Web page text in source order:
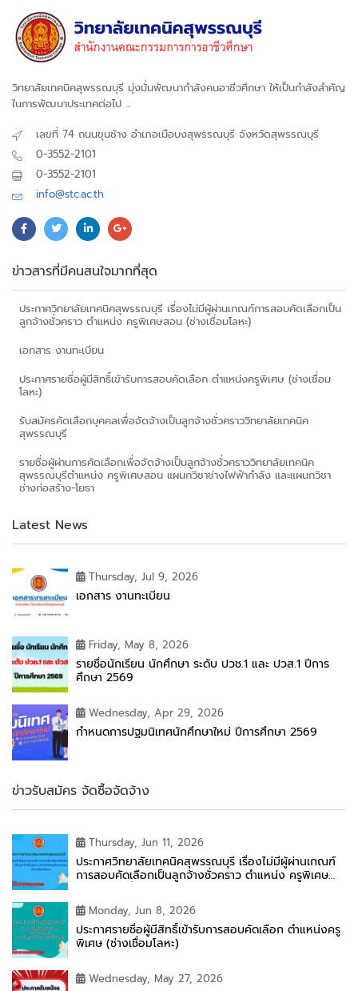
วิทยาลัยเทคนิคสุพรรณบุรี มุ่งมั่นพัฒนากำลังคนอาชีวศึกษา ให้เป็นกำลังสำคัญ
ในการพัฒนาประเทศต่อไป ...
เลขที่ 74 ถนนขุนช้าง อำเภอเมือบงสุพรรณบุรี จังหวัดสุพรรณบุรี
0-3552-2101
0-3552-2101
info@stc.ac.th
ข่าวสารที่มีคนสนใจมากที่สุด
ประกาศวิทยาลัยเทคนิคสุพรรณบุรี เรื่องไม่มีผู้ผ่านเกณฑ์การสอบคัดเลือกเป็น
ลูกจ้างชั่วคราว ตำแหน่ง ครูพิเศษสอน (ช่างเชื่อมโลหะ)
เอกสาร งานทะเบียน
ประกาศรายชื่อผู้มีสิทธิ์เข้ารับการสอบคัดเลือก ตำแหน่งครูพิเศษ (ช่างเชื่อม
โลหะ)
รับสมัครคัดเลือกบุคคลเพื่อจัดจ้างเป็นลูกจ้างชั่วคราววิทยาลัยเทคนิค
สุพรรณบุรี
รายชื่อผู้ผ่านการคัดเลือกเพื่อจัดจ้างเป็นลูกจ้างชั่วคราววิทยาลัยเทคนิค
สุพรรณบุรีตำแหน่ง ครูพิเศษสอน แผนกวิชาช่างไฟฟ้ากำลัง และแผนกวิชา
ช่างก่อสร้าง-โยธา
Latest News
Thursday, Jul 9, 2026
เอกสาร งานทะเบียน
Friday, May 8, 2026
รายชื่อนักเรียน นักศึกษา ระดับ ปวช.1 และ ปวส.1 ปีการ
ศึกษา 2569
Wednesday, Apr 29, 2026
กำหนดการปฐมนิเทศนักศึกษาใหม่ ปีการศึกษา 2569
ข่าวรับสมัคร จัดซื้อจัดจ้าง
Thursday, Jun 11, 2026
ประกาศวิทยาลัยเทคนิคสุพรรณบุรี เรื่องไม่มีผู้ผ่านเกณฑ์
การสอบคัดเลือกเป็นลูกจ้างชั่วคราว ตำแหน่ง ครูพิเศษ
Monday, Jun 8, 2026
ประกาศรายชื่อผู้มีสิทธิ์เข้ารับการสอบคัดเลือก ตำแหน่งครู
พิเศษ (ช่างเชื่อมโลหะ)
Wednesday, May 27, 2026